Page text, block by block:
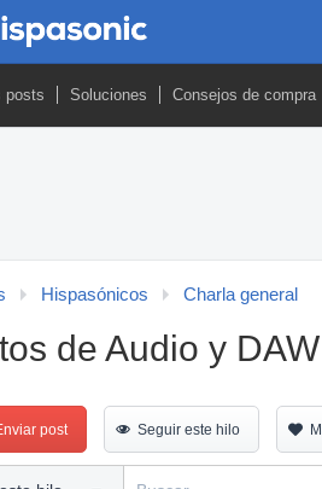
posts Soluciones Consejos de compra
Hispasónicos Charla general
de Audio y
post Seguir este hilo